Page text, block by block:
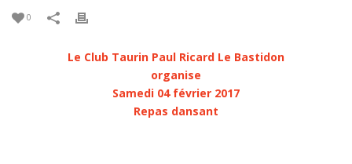
0
Le Club Taurin Paul Ricard Le Bastidon
organise
Samedi 04 février 2017
Repas dansant